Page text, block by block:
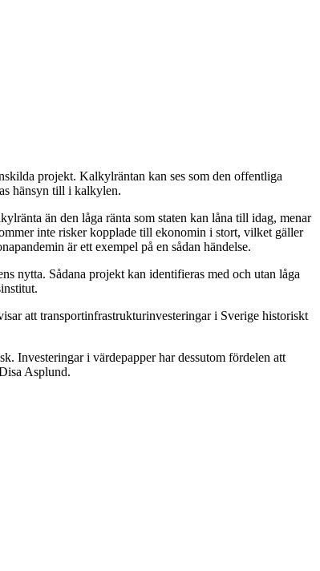
projekt. Kalkylräntan kan ses som den offentliga
hänsyn till i kalkylen.
än den låga ränta som staten kan låna till idag, menar
inte risker kopplade till ekonomin i stort, vilket gäller
är ett exempel på en sådan händelse.
nytta. Sådana projekt kan identifieras med och utan låga
att transportinfrastrukturinvesteringar i Sverige historiskt
Investeringar i värdepapper har dessutom fördelen att
Asplund.